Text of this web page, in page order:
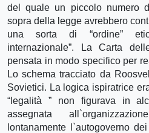
del quale un piccolo numero
sopra della legge avrebbero
una sorta di “ordine”
internazionale”. La Carta
pensata in modo specifico per
Lo schema tracciato da
Sovietici. La logica ispiratrice
“legalità ” non figurava in
assegnata
lontanamente l`autogoverno